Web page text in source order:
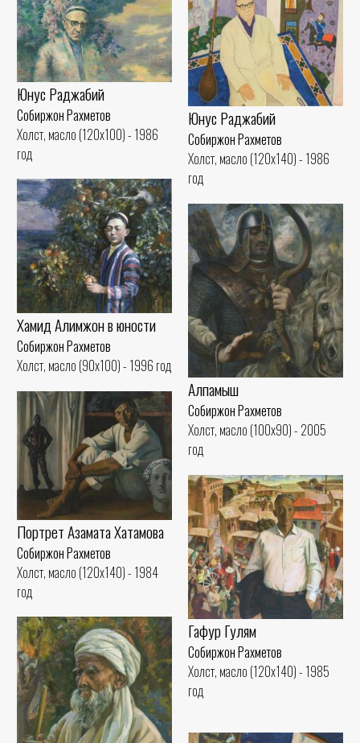
Юнус Раджабий
Собиржон Рахметов
Холст, масло (120x100) - 1986
год
Юнус Раджабий
Собиржон Рахметов
Холст, масло (120x140) - 1986
год
Хамид Алимжон в юности
Собиржон Рахметов
Холст, масло (90x100) - 1996 год
Алпамыш
Собиржон Рахметов
Холст, масло (100x90) - 2005
год
Портрет Азамата Хатамова
Собиржон Рахметов
Холст, масло (120x140) - 1984
год
Гафур Гулям
Собиржон Рахметов
Холст, масло (120x140) - 1985
год